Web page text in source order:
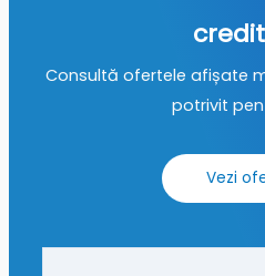
Consultă ofertele afișate
potrivit
Vezi